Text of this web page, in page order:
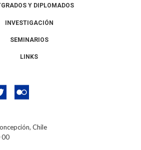
Y DIPLOMADOS
INVESTIGACIÓN
SEMINARIOS
LINKS
Chile
00